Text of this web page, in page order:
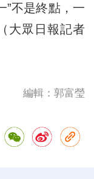
不是終點，一
大眾日報記者
編輯：郭富瑩